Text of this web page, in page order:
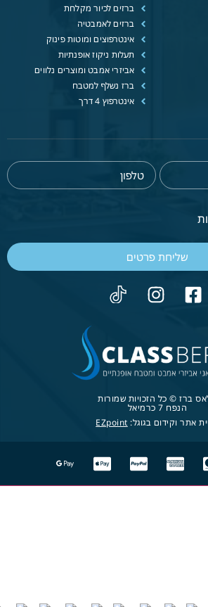
ברזים לכיור מקלחת
ברזים לאמבטיה
אינטרפוצים ומוטות פינוק
תעלות ניקוז אופנתיות
אביזרי אמבט ומוצרים נלווים
ברז נשלף למטבח
אינטרפוץ 4 דרך
שליחת פרטים
ברז © כל הזכויות שמורות
הנפח 7 כרמיאל
אתר וקידום בגוגל: EZpoint